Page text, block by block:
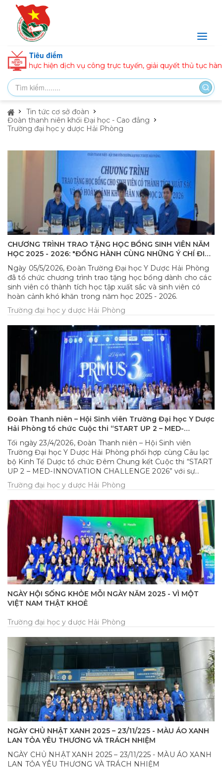
Tiêu điểm
hiện dịch vụ công trực tuyến, giải quyết thủ tục hành chính
Tin tức cơ sở đoàn
Đoàn thanh niên khối Đại học - Cao đẳng
Trường đại học y dược Hải Phòng
CHƯƠNG TRÌNH TRAO TẶNG HỌC BỔNG SINH VIÊN NĂM
HỌC 2025 - 2026: "ĐỒNG HÀNH CÙNG NHỮNG Ý CHÍ ĐIỂN
HÌNH" - TRƯỜNG ĐẠI HỌC Y DƯỢC HẢI PHÒNG
Ngày 05/5/2026, Đoàn Trường Đại học Y Dược Hải Phòng
đã tổ chức chương trình trao tặng học bổng dành cho các
sinh viên có thành tích học tập xuất sắc và sinh viên có
hoàn cảnh khó khăn trong năm học 2025 - 2026.
Trường đại học y dược Hải Phòng
Đoàn Thanh niên – Hội Sinh viên Trường Đại học Y Dược
Hải Phòng tổ chức Cuộc thi “START UP 2 – MED-
INNOVATION CHALLENGE 2026
Tối ngày 23/4/2026, Đoàn Thanh niên – Hội Sinh viên
Trường Đại học Y Dược Hải Phòng phối hợp cùng Câu lạc
bộ Kinh Tế Dược tổ chức Đêm Chung kết Cuộc thi “START
UP 2 – MED-INNOVATION CHALLENGE 2026” với sự
tham gia của Ban Giám khảo, các đơn vị đồng hành và
đông đảo sinh viên Nhà trường. Chương trình diễn ra sôi
nổi với phần tranh tài của các đội thi cùng nhiều ý tưởng
khởi nghiệp sáng tạo trong lĩnh vực y dược, qua đó tìm ra
những dự án xuất sắc nhất của mùa giải MIC2026.
Trường đại học y dược Hải Phòng
NGÀY HỘI SỐNG KHỎE MỖI NGÀY NĂM 2025 - VÌ MỘT
VIỆT NAM THẬT KHOẺ
Trường đại học y dược Hải Phòng
NGÀY CHỦ NHẬT XANH 2025 – 23/11/225 - MÀU ÁO XANH
LAN TỎA YÊU THƯƠNG VÀ TRÁCH NHIỆM
NGÀY CHỦ NHẬT XANH 2025 – 23/11/225 - MÀU ÁO XANH
LAN TỎA YÊU THƯƠNG VÀ TRÁCH NHIỆM